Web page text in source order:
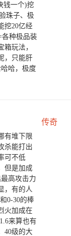
钱一个)挖
珠子、极
挖20亿经
各种极品装
玩法，
，只能肝
哈，极度
传奇
有堆下限
杀能打出
可不低
但是加成
高攻击力
，有的人
0-30的棒
火加成在
来算也有
40级的大